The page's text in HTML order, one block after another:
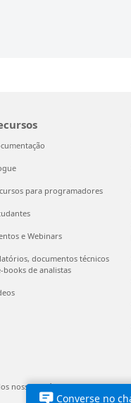
Converse no
para programadores
e Webinars
documentos técnicos
books de analistas
nossos anúncios EU